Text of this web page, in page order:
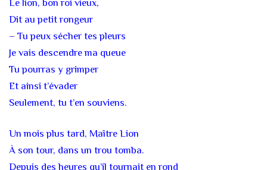
Le lion, bon roi vieux,
Dit au petit rongeur
– Tu peux sécher tes pleurs
Je vais descendre ma queue
Tu pourras y grimper
Et ainsi t’évader
Seulement, tu t’en souviens.
Un mois plus tard, Maître Lion
À son tour, dans un trou tomba.
Depuis des heures qu’il tournait en rond